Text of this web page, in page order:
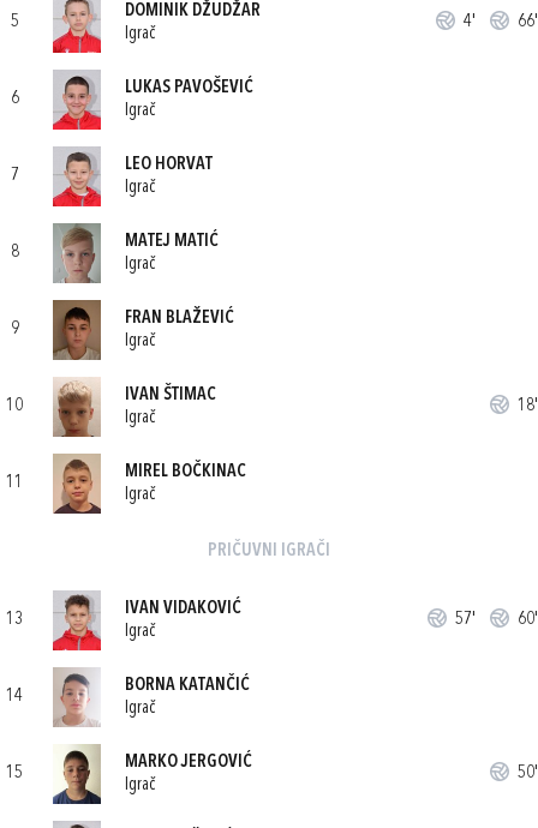
5
DOMINIK DŽUDŽAR
Igrač
4' 66'
6
LUKAS PAVOŠEVIĆ
Igrač
7
LEO HORVAT
Igrač
8
MATEJ MATIĆ
Igrač
9
FRAN BLAŽEVIĆ
Igrač
10
IVAN ŠTIMAC
Igrač
18'
11
MIREL BOČKINAC
Igrač
PRIČUVNI IGRAČI
13
IVAN VIDAKOVIĆ
Igrač
57' 60'
14
BORNA KATANČIĆ
Igrač
15
MARKO JERGOVIĆ
Igrač
50'